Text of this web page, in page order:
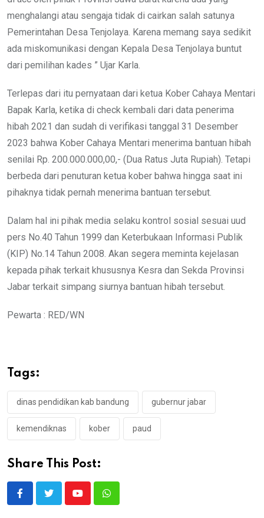
menghalangi atau sengaja tidak di cairkan salah satunya
Pemerintahan Desa Tenjolaya. Karena memang saya sedikit
ada miskomunikasi dengan Kepala Desa Tenjolaya buntut
dari pemilihan kades ” Ujar Karla.
Terlepas dari itu pernyataan dari ketua Kober Cahaya Mentari
Bapak Karla, ketika di check kembali dari data penerima
hibah 2021 dan sudah di verifikasi tanggal 31 Desember
2023 bahwa Kober Cahaya Mentari menerima bantuan hibah
senilai Rp. 200.000.000,00,- (Dua Ratus Juta Rupiah). Tetapi
berbeda dari penuturan ketua kober bahwa hingga saat ini
pihaknya tidak pernah menerima bantuan tersebut.
Dalam hal ini pihak media selaku kontrol sosial sesuai uud
pers No.40 Tahun 1999 dan Keterbukaan Informasi Publik
(KIP) No.14 Tahun 2008. Akan segera meminta kejelasan
kepada pihak terkait khususnya Kesra dan Sekda Provinsi
Jabar terkait simpang siurnya bantuan hibah tersebut.
Pewarta : RED/WN
Tags:
dinas pendidikan kab bandung gubernur jabar
kemendiknas kober paud
Share This Post:
YoutubeWhatsapp